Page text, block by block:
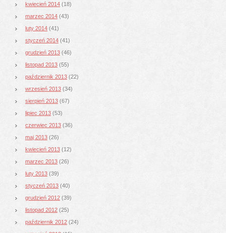
kwiecień 2014 (18)
marzec 2014 (43)
luty 2014 (41)
styczeń 2014 (41)
grudzień 2013 (46)
listopad 2013 (55)
październik 2013 (22)
wrzesień 2013 (34)
sierpień 2013 (67)
lipiec 2013 (53)
czerwiec 2013 (36)
maj 2013 (26)
kwiecień 2013 (12)
marzec 2013 (26)
luty 2013 (39)
styczeń 2013 (40)
grudzień 2012 (39)
listopad 2012 (25)
październik 2012 (24)